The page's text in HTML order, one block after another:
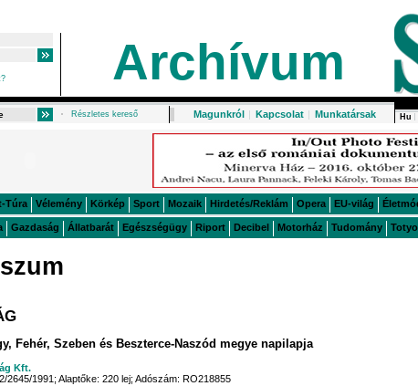
Archívum
Részletes kereső Magunkról | Kapcsolat | Munkatársak Hu
Túra Vélemény Körkép Sport Mozaik Hirdetés/Reklám Opera EU-világ
Gazdaság Állatbarát Egészségügy Riport Decibel Motorház Tudomány
Fehér, Szeben és Beszterce-Naszód megye napilapja
Kft.
2645/1991; Alaptőke: 220 lej; Adószám: RO218855